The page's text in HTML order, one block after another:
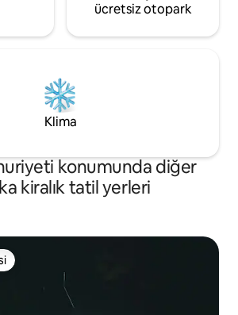
ücretsiz otopark
Klima
konumunda diğer
kiralık tatil yerleri